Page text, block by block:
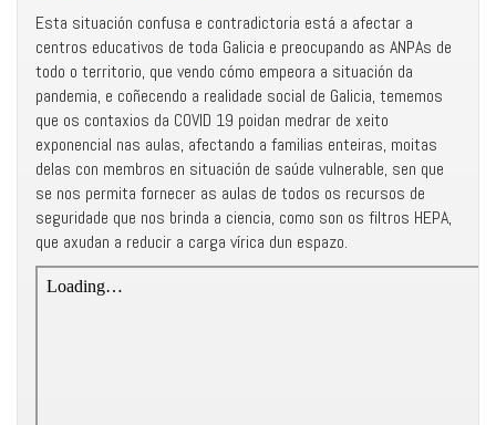
Esta situación confusa e contradictoria está a afectar a
centros educativos de toda Galicia e preocupando as ANPAs de
todo o territorio, que vendo cómo empeora a situación da
pandemia, e coñecendo a realidade social de Galicia, tememos
que os contaxios da COVID 19 poidan medrar de xeito
exponencial nas aulas, afectando a familias enteiras, moitas
delas con membros en situación de saúde vulnerable, sen que
se nos permita fornecer as aulas de todos os recursos de
seguridade que nos brinda a ciencia, como son os filtros HEPA,
que axudan a reducir a carga vírica dun espazo.